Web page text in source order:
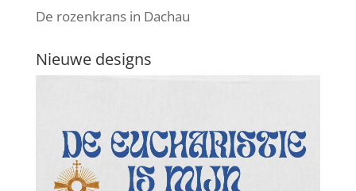
De rozenkrans in Dachau
Nieuwe designs